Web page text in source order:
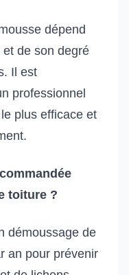
dépend
de son degré
Il est
professionnel
plus efficace et
toiture ?
démoussage de
an pour prévenir